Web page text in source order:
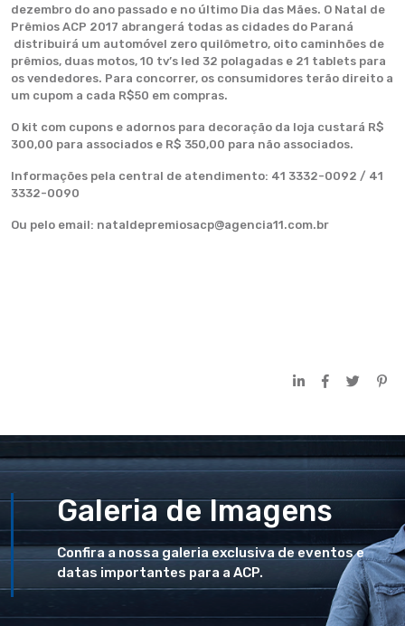
dezembro do ano passado e no último Dia das Mães. O Natal de
Prêmios ACP 2017 abrangerá todas as cidades do Paraná
distribuirá um automóvel zero quilômetro, oito caminhões de
prêmios, duas motos, 10 tv’s led 32 polagadas e 21 tablets para
os vendedores. Para concorrer, os consumidores terão direito a
um cupom a cada R$50 em compras.
O kit com cupons e adornos para decoração da loja custará R$
300,00 para associados e R$ 350,00 para não associados.
Informações pela central de atendimento: 41 3332-0092 / 41
3332-0090
Ou pelo email: nataldepremiosacp@agencia11.com.br
Galeria de Imagens
Confira a nossa galeria exclusiva de eventos e
datas importantes para a ACP.